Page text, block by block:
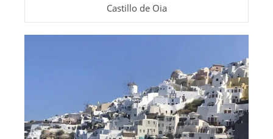
Castillo de Oia